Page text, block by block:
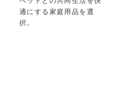
適にする家庭用品を選
択。